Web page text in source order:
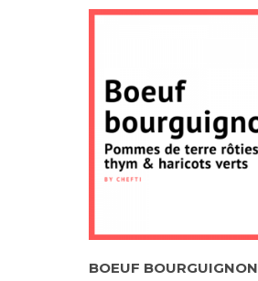
BOEUF BOURGUIGNON